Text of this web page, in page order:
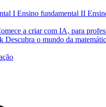
I Ensino fundamental II
a criar com IA, para
Descubra o mundo da